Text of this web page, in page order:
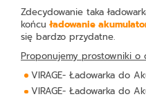
Zdecydowanie taka
końcuładowanie
się bardzo przydatne.
Proponujemy prostowniki o
VIRAGE- Ładowarka do
VIRAGE- Ładowarka do